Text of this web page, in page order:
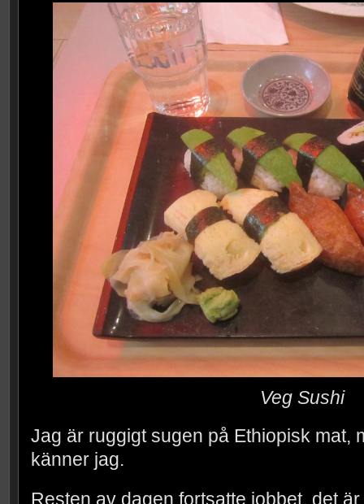
Veg Sushi
Jag är ruggigt sugen på Ethiopisk mat,
känner jag.
Resten av dagen fortsatte jobbet, det